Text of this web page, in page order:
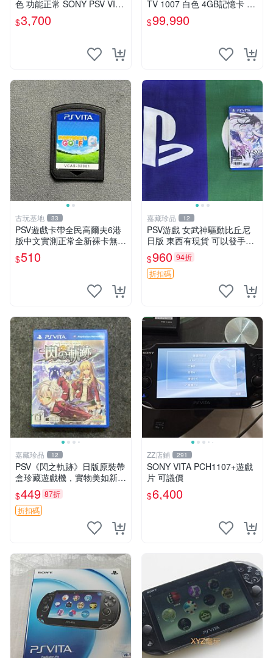
色 功能正常 SONY PSV VITA
主機 2000~3000型 二手功能
正常 賣3千5~4千也可用各式
$3,700
TV 1007 白色 4GB記憶卡 PS
3手把(白) 書盒完整 【台中恐
龍電玩】
$99,990
古玩基地 33
PSV遊戲卡帶全民高爾夫6港
版中文實測正常全新裸卡無保
售不退換單次購兩張以上再享
優惠 全民高爾夫6 PSV 港版
$510
嘉藏珍品 12
PSV游戲 女武神驅動比丘尼
日版 東西有現貨 可以發手物
品 無質量問題售不退不換
$960 94折
折扣碼
嘉藏珍品 12
PSV《閃之軌跡》日版原裝帶
盒珍藏遊戲機，實物美如新，
嚴選推薦 閃之軌跡 日版 PSV
原裝帶盒
$449 87折
折扣碼
ZZ店鋪 291
SONY VITA PCH1107+遊戲
片 可議價
$6,400